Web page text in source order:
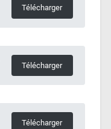
Télécharger
Télécharger
Télécharger